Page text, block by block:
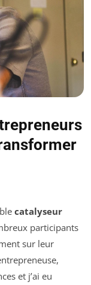
catalyseur
participants
sur leur
et j’ai eu